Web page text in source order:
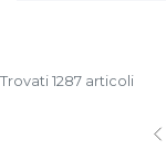
Trovati 1287 articoli